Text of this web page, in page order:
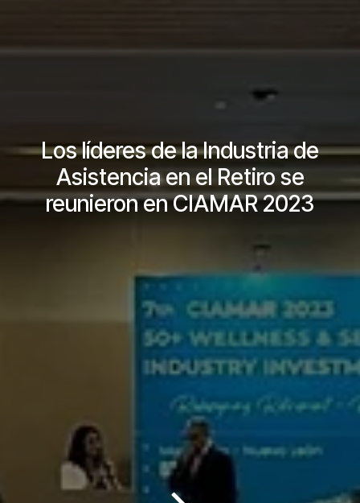
Los líderes de la Industria de
Asistencia en el Retiro se
reunieron en CIAMAR 2023